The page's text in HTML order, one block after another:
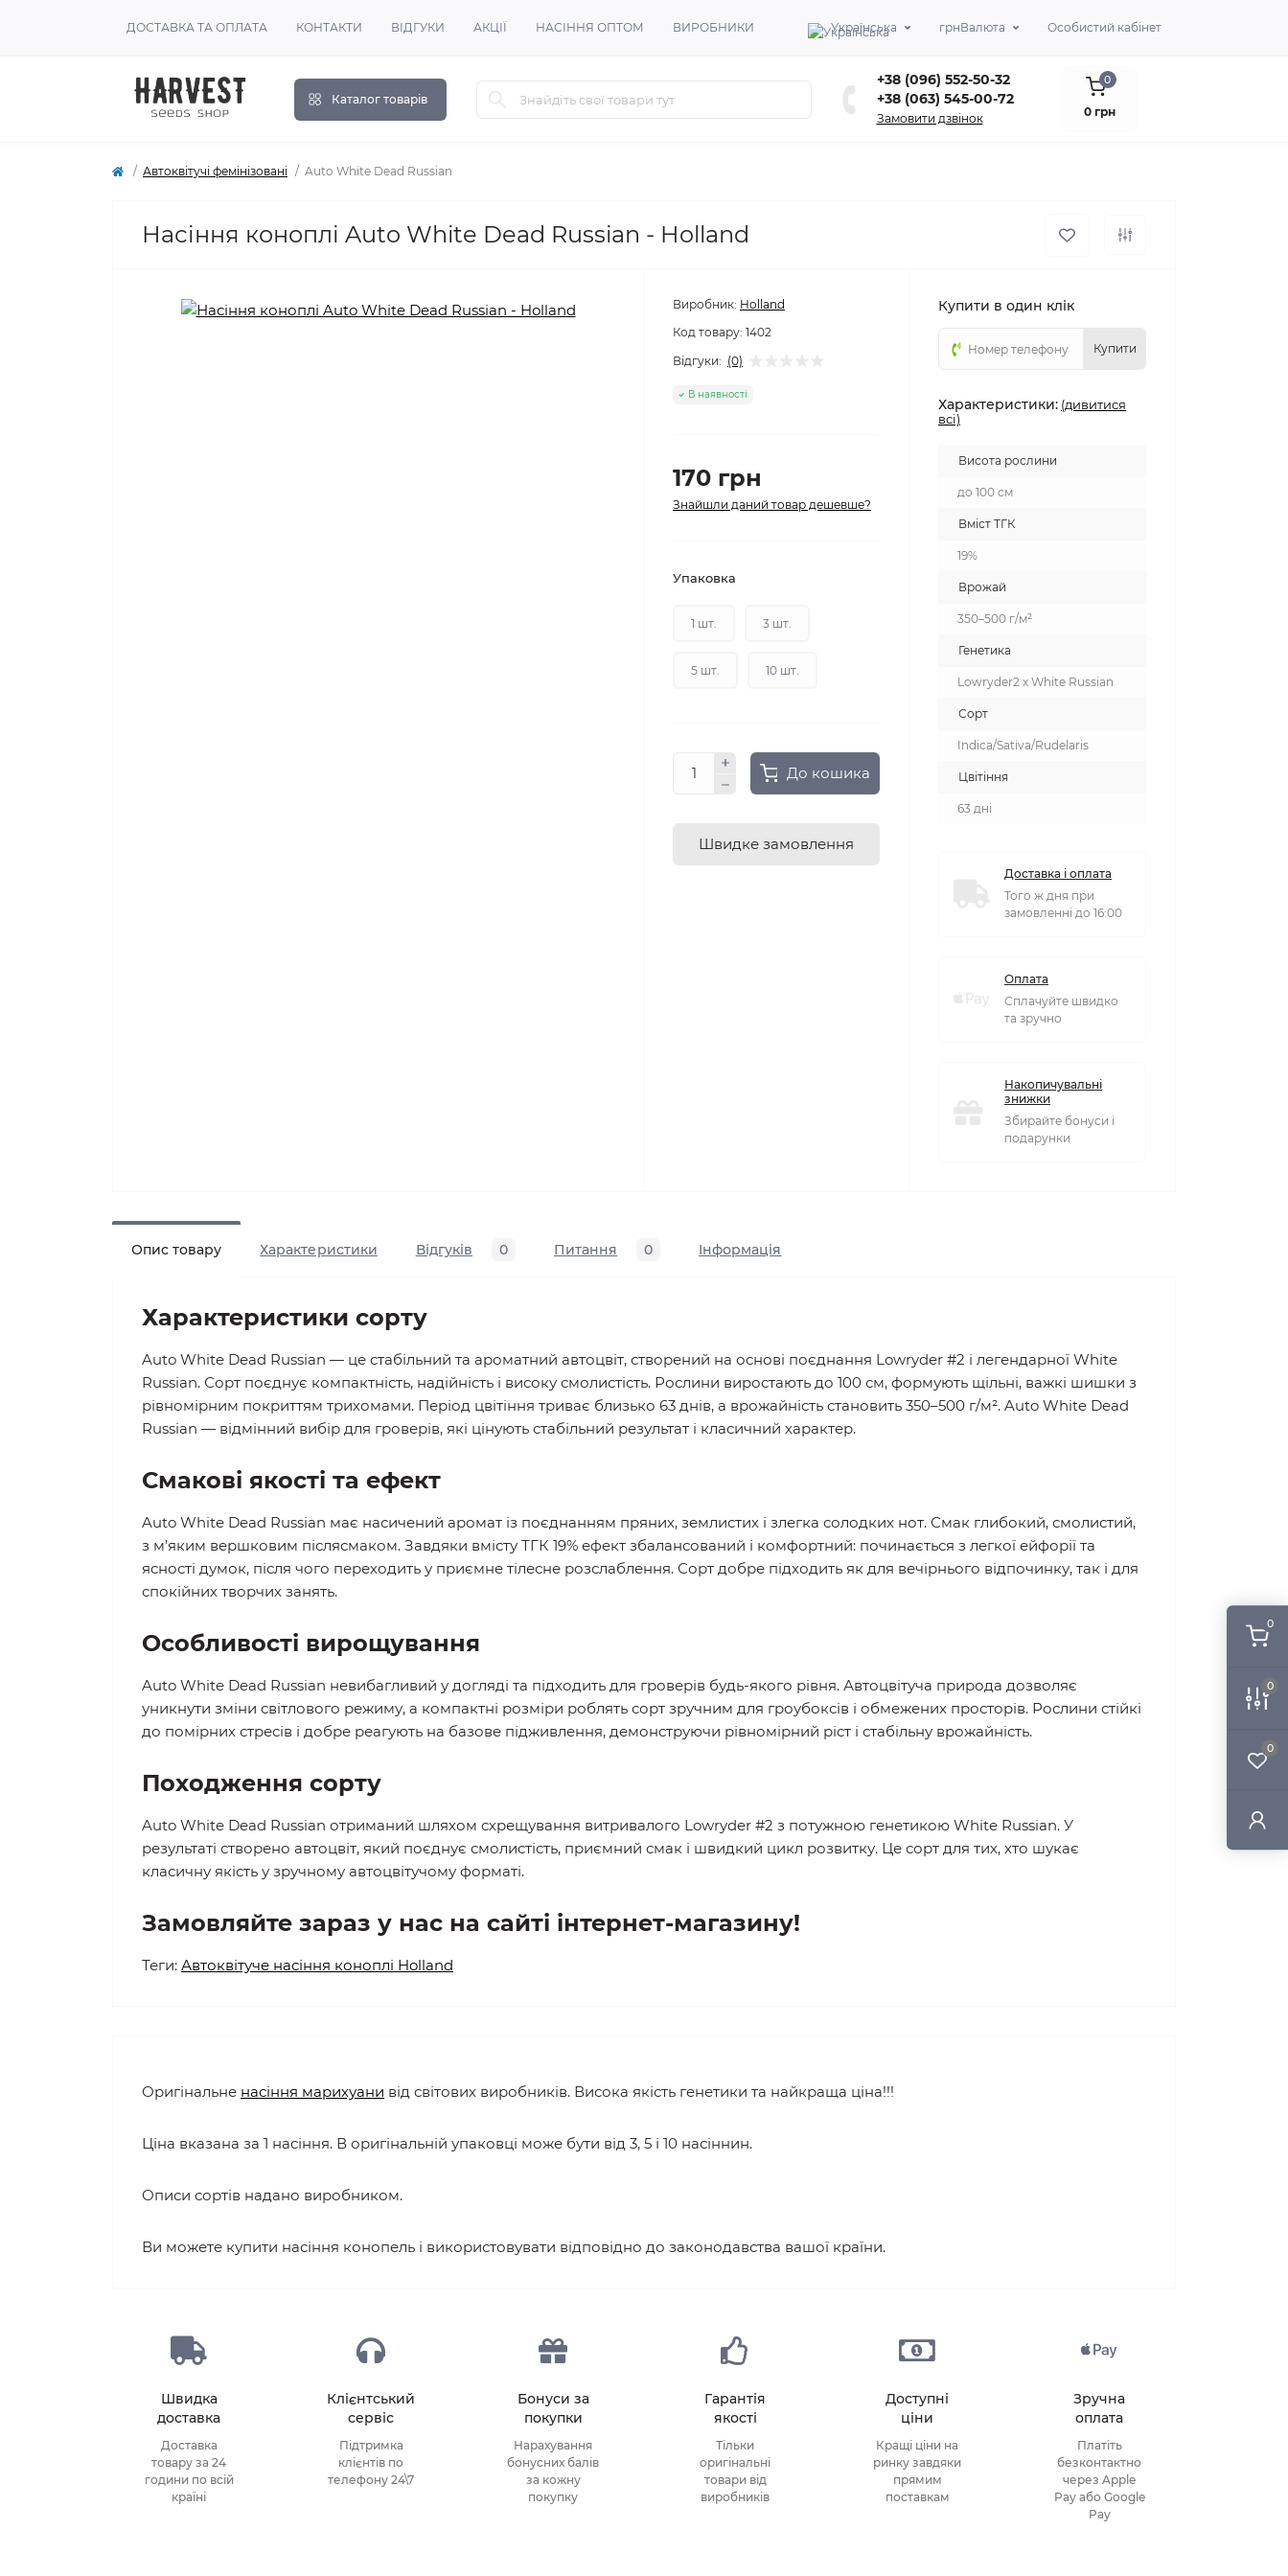
0
0
0
ДОСТАВКА ТА ОПЛАТА КОНТАКТИ ВІДГУКИ АКЦІЇ НАСІННЯ ОПТОМ ВИРОБНИКИ Українська грнВалюта Особистий кабінет
Каталог товарів
+38 (096) 552-50-32
+38 (063) 545-00-72
Замовити дзвінок
0
0 грн
Автоквітучі фемінізовані Auto White Dead Russian
Насіння коноплі Auto White Dead Russian - Holland
Виробник: Holland
Код товару: 1402
Відгуки: (0)
В наявності
170 грн
Знайшли даний товар дешевше?
Упаковка
1 шт. 3 шт.
5 шт. 10 шт.
До кошика
Швидке замовлення
Купити в один клік
Купити
Характеристики: (дивитися
всі)
Висота рослини
до 100 см
Вміст ТГК
19%
Врожай
350–500 г/м²
Генетика
Lowryder2 x White Russian
Сорт
Indica/Sativa/Rudelaris
Цвітіння
63 дні
Доставка і оплата
Того ж дня при
замовленні до 16:00
Оплата
Сплачуйте швидко
та зручно
Накопичувальні
знижки
Збирайте бонуси і
подарунки
Опис товару Характеристики Відгуків 0 Питання 0 Iнформація
Характеристики сорту
Auto White Dead Russian — це стабільний та ароматний автоцвіт, створений на основі поєднання Lowryder #2 і легендарної White
Russian. Сорт поєднує компактність, надійність і високу смолистість. Рослини виростають до 100 см, формують щільні, важкі шишки з
рівномірним покриттям трихомами. Період цвітіння триває близько 63 днів, а врожайність становить 350–500 г/м². Auto White Dead
Russian — відмінний вибір для гроверів, які цінують стабільний результат і класичний характер.
Смакові якості та ефект
Auto White Dead Russian має насичений аромат із поєднанням пряних, землистих і злегка солодких нот. Смак глибокий, смолистий,
з м’яким вершковим післясмаком. Завдяки вмісту ТГК 19% ефект збалансований і комфортний: починається з легкої ейфорії та
ясності думок, після чого переходить у приємне тілесне розслаблення. Сорт добре підходить як для вечірнього відпочинку, так і для
спокійних творчих занять.
Особливості вирощування
Auto White Dead Russian невибагливий у догляді та підходить для гроверів будь-якого рівня. Автоцвітуча природа дозволяє
уникнути зміни світлового режиму, а компактні розміри роблять сорт зручним для гроубоксів і обмежених просторів. Рослини стійкі
до помірних стресів і добре реагують на базове підживлення, демонструючи рівномірний ріст і стабільну врожайність.
Походження сорту
Auto White Dead Russian отриманий шляхом схрещування витривалого Lowryder #2 з потужною генетикою White Russian. У
результаті створено автоцвіт, який поєднує смолистість, приємний смак і швидкий цикл розвитку. Це сорт для тих, хто шукає
класичну якість у зручному автоцвітучому форматі.
Замовляйте зараз у нас на сайті інтернет-магазину!
Теги: Автоквітуче насіння коноплі Holland
Оригінальне насіння марихуани від світових виробників. Висока якість генетики та найкраща ціна!!!
Ціна вказана за 1 насіння. В оригінальній упаковці може бути від 3, 5 і 10 насіннин.
Описи сортів надано виробником.
Ви можете купити насіння конопель і використовувати відповідно до законодавства вашої країни.
Швидка
доставка
Доставка
товару за 24
години по всій
країні
Клієнтський
сервіс
Підтримка
клієнтів по
телефону 24\7
Бонуси за
покупки
Нарахування
бонусних балів
за кожну
покупку
Гарантія
якості
Тільки
оригінальні
товари від
виробників
Доступні
ціни
Кращі ціни на
ринку завдяки
прямим
поставкам
Зручна
оплата
Платіть
безконтактно
через Apple
Pay або Google
Pay